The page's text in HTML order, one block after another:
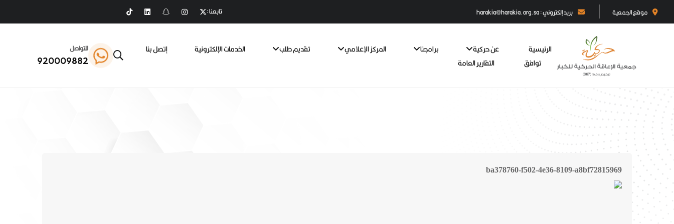
موقع الجمعية بريد إلكتروني : harakia@harakia.org.sa تابعنا :
الرئيسية عن حركية برامجنا المركز الإعلامي تقديم طلب الخدمات الإلكترونية
إتصل بنا
توافق
التقارير العامة
للتواصل
920009882
ba378760-f502-4e36-8109-a8bf72815969